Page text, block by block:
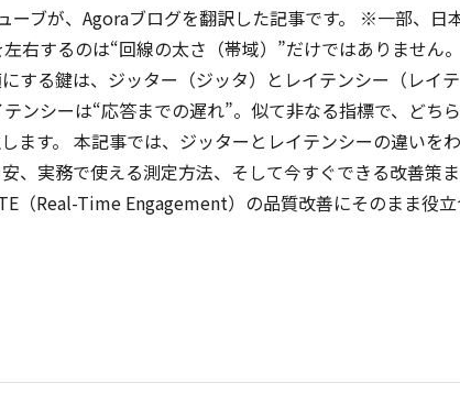
ブが、Agoraブログを翻訳した記事です。 ※一部、日
右するのは“回線の太さ（帯域）”だけではありません。
する鍵は、ジッター（ジッタ）とレイテンシー（レイ
ンシーは“応答までの遅れ”。似て非なる指標で、どちら
ます。 本記事では、ジッターとレイテンシーの違いをわ
、実務で使える測定方法、そして今すぐできる改善策
（Real-Time Engagement）の品質改善にそのまま役